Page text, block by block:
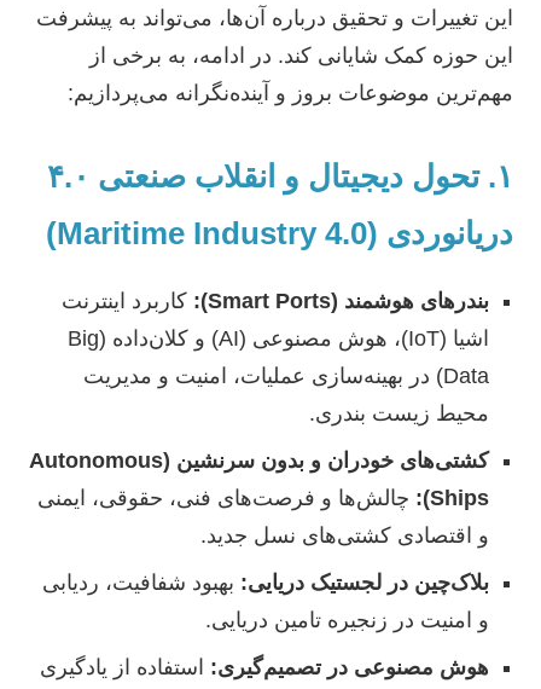
این تغییرات و تحقیق درباره آن‌ها، می‌تواند به پیشرفت
این حوزه کمک شایانی کند. در ادامه، به برخی از
مهم‌ترین موضوعات بروز و آینده‌نگرانه می‌پردازیم:
۱. تحول دیجیتال و انقلاب صنعتی ۴.۰
دریانوردی (Maritime Industry 4.0)
بندرهای هوشمند (Smart Ports):
کاربرد اینترنت
اشیا (IoT)، هوش مصنوعی (AI) و کلان‌داده (Big
Data) در بهینه‌سازی عملیات، امنیت و مدیریت
محیط زیست بندری.
کشتی‌های خودران و بدون سرنشین (Autonomous
Ships):
چالش‌ها و فرصت‌های فنی، حقوقی، ایمنی
و اقتصادی کشتی‌های نسل جدید.
بلاک‌چین در لجستیک دریایی: بهبود شفافیت، ردیابی
و امنیت در زنجیره تامین دریایی.
هوش مصنوعی در تصمیم‌گیری: استفاده از یادگیری